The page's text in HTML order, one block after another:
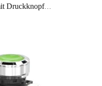
30-mm-LED-Leuchten mit Druckknopf, verchromtes Messing, IP65, 1NO1NC, hoher Kopf mit Lampe